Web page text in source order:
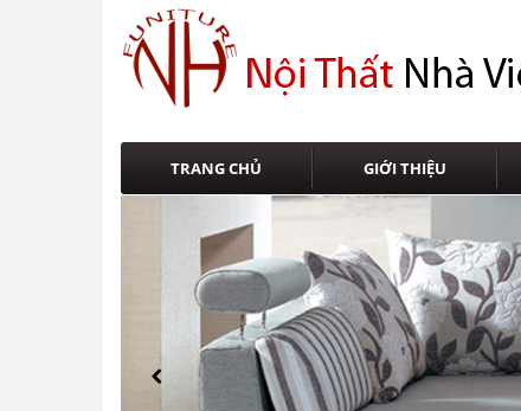
TRANG CHỦ GIỚI THIỆU